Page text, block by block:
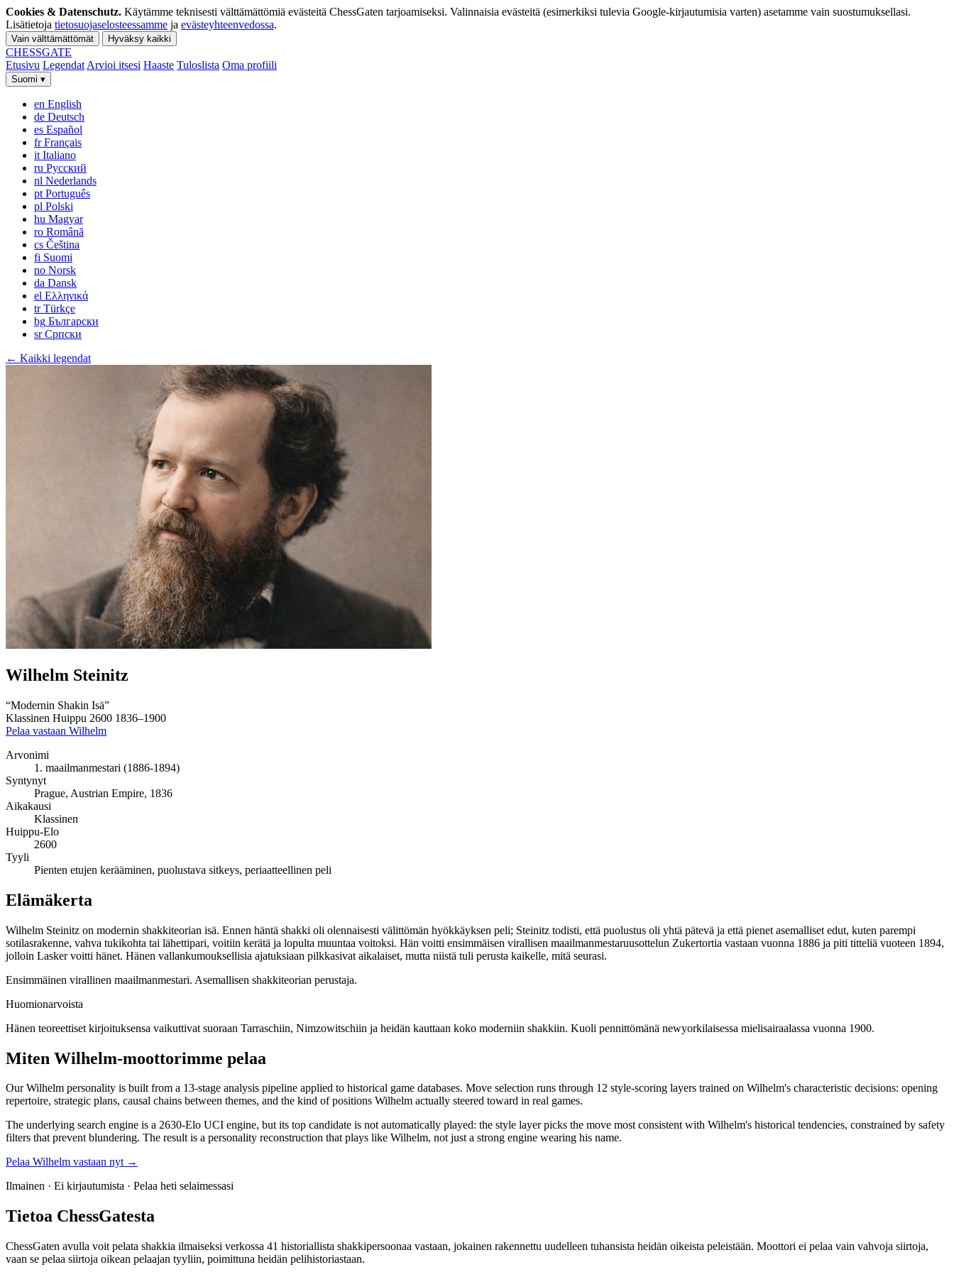
Cookies & Datenschutz. Käytämme teknisesti välttämättömiä evästeitä ChessGaten tarjoamiseksi. Valinnaisia evästeitä (esimerkiksi tulevia Google-kirjautumisia varten) asetamme vain suostumuksellasi.
Lisätietoja tietosuojaselosteessamme ja evästeyhteenvedossa.
Vain välttämättömät Hyväksy kaikki
CHESSGATE
Etusivu Legendat Arvioi itsesi Haaste Tuloslista Oma profiili
Suomi ▾
en English
de Deutsch
es Español
fr Français
it Italiano
ru Русский
nl Nederlands
pt Português
pl Polski
hu Magyar
ro Română
cs Čeština
fi Suomi
no Norsk
da Dansk
el Ελληνικά
tr Türkçe
bg Български
sr Српски
← Kaikki legendat
Wilhelm Steinitz
“Modernin Shakin Isä”
Klassinen Huippu 2600 1836–1900
Pelaa vastaan Wilhelm
Arvonimi
1. maailmanmestari (1886-1894)
Syntynyt
Prague, Austrian Empire, 1836
Aikakausi
Klassinen
Huippu-Elo
2600
Tyyli
Pienten etujen kerääminen, puolustava sitkeys, periaatteellinen peli
Elämäkerta
Wilhelm Steinitz on modernin shakkiteorian isä. Ennen häntä shakki oli olennaisesti välittömän hyökkäyksen peli; Steinitz todisti, että puolustus oli yhtä pätevä ja että pienet asemalliset edut, kuten parempi
sotilasrakenne, vahva tukikohta tai lähettipari, voitiin kerätä ja lopulta muuntaa voitoksi. Hän voitti ensimmäisen virallisen maailmanmestaruusottelun Zukertortia vastaan vuonna 1886 ja piti titteliä vuoteen 1894,
jolloin Lasker voitti hänet. Hänen vallankumouksellisia ajatuksiaan pilkkasivat aikalaiset, mutta niistä tuli perusta kaikelle, mitä seurasi.
Ensimmäinen virallinen maailmanmestari. Asemallisen shakkiteorian perustaja.
Huomionarvoista
Hänen teoreettiset kirjoituksensa vaikuttivat suoraan Tarraschiin, Nimzowitschiin ja heidän kauttaan koko moderniin shakkiin. Kuoli pennittömänä newyorkilaisessa mielisairaalassa vuonna 1900.
Miten Wilhelm-moottorimme pelaa
Our Wilhelm personality is built from a 13-stage analysis pipeline applied to historical game databases. Move selection runs through 12 style-scoring layers trained on Wilhelm's characteristic decisions: opening
repertoire, strategic plans, causal chains between themes, and the kind of positions Wilhelm actually steered toward in real games.
The underlying search engine is a 2630-Elo UCI engine, but its top candidate is not automatically played: the style layer picks the move most consistent with Wilhelm's historical tendencies, constrained by safety
filters that prevent blundering. The result is a personality reconstruction that plays like Wilhelm, not just a strong engine wearing his name.
Pelaa Wilhelm vastaan nyt →
Ilmainen · Ei kirjautumista · Pelaa heti selaimessasi
Tietoa ChessGatesta
ChessGaten avulla voit pelata shakkia ilmaiseksi verkossa 41 historiallista shakkipersoonaa vastaan, jokainen rakennettu uudelleen tuhansista heidän oikeista peleistään. Moottori ei pelaa vain vahvoja siirtoja,
vaan se pelaa siirtoja oikean pelaajan tyyliin, poimittuna heidän pelihistoriastaan.